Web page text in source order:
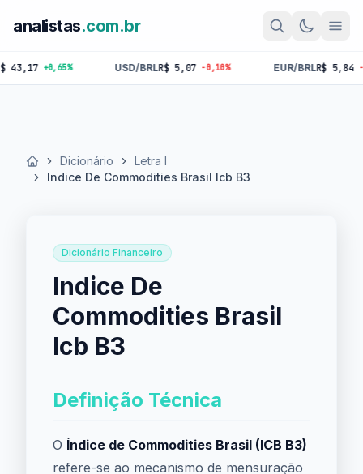
analistas.com.br
+0,65% USD/BRLR$ 5,07 -0,10% EUR/BRLR$ 5,84 -0,18%
Início Dicionário
Letra I
Indice De Commodities Brasil Icb B3
Dicionário Financeiro
Indice De
Commodities Brasil
Icb B3
Definição Técnica
O Índice de Commodities Brasil (ICB B3)
refere-se ao mecanismo de mensuração